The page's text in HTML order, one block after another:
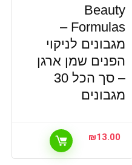
Beauty
Formulas –
מגבונים לניקוי
הפנים שמן ארגן
– סך הכל 30
מגבונים
₪13.00